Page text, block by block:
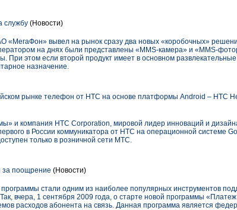
службу (Новости)
вывел на рынок сразу два новых «коробочных»
на днях были представлены «MMS-камера» и «MMS-
При этом если второй продукт имеет в основном
назначение.
рынке телефон от HTC на основе платформы Android – HTC
и компания HTC Corporation, мировой лидер инноваций и
в России коммуникатора от НТС на операционной системе
только в розничной сети МТС.
за поощрение (Новости)
стали одним из наиболее популярных инструментов
Так, вчера, 1 сентября 2009 года, о старте новой программы
расходов абонента на связь. Данная программа является